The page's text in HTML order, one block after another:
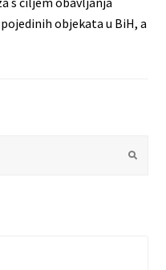
objekata u BiH, a
Submit